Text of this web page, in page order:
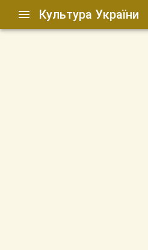
Культура України